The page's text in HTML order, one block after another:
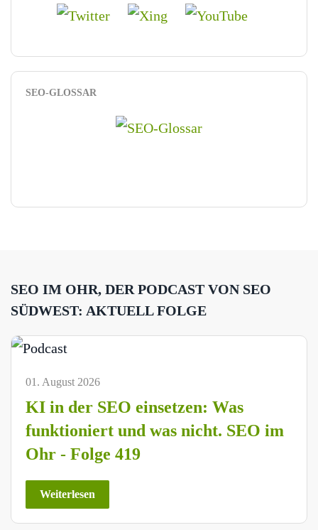
SEO-GLOSSAR
SEO IM OHR, DER PODCAST VON SEO
SÜDWEST: AKTUELL FOLGE
01. August 2026
KI in der SEO einsetzen: Was
funktioniert und was nicht. SEO im
Ohr - Folge 419
Weiterlesen